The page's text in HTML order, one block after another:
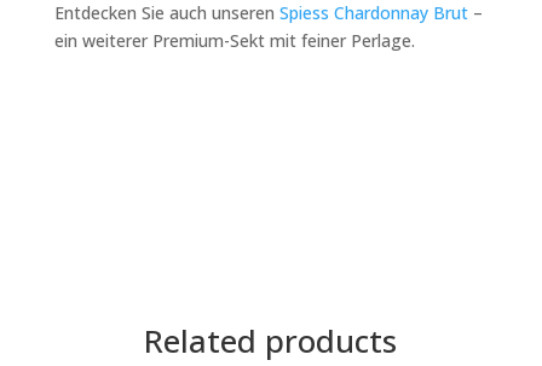
Entdecken Sie auch unseren Spiess Chardonnay Brut–
ein weiterer Premium-Sekt mit feiner Perlage.
Related products